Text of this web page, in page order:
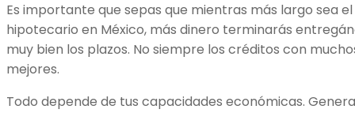
Es importante que sepas que mientras más largo sea
hipotecario en México, más dinero terminarás
muy bien los plazos. No siempre los créditos con
mejores.
Todo depende de tus capacidades económicas.